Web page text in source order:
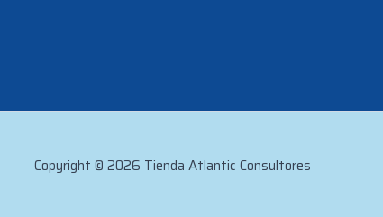
Copyright © 2026 Tienda Atlantic Consultores